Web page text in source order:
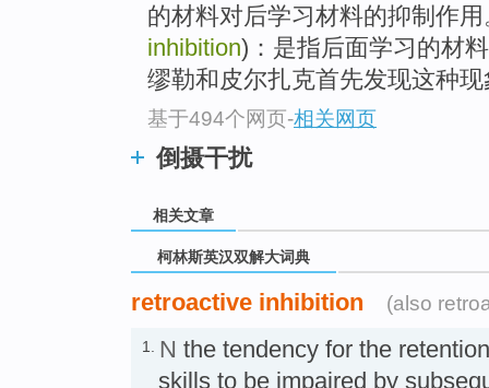
的材料对后学习材料的抑制作用
inhibition)：是指后面学习的材
缪勒和皮尔扎克首先发现这种
基于494个网页-相关网页
倒摄干扰
相关文章
柯林斯英汉双解大词典
retroactive inhibition (also
1. N the tendency for the
skills to be impaired by